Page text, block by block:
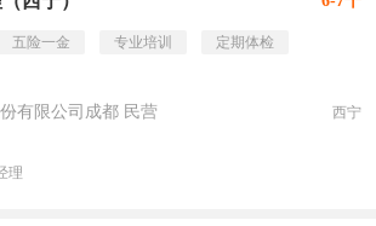
五险一金 专业培训
定期体检
有限公司成都 民营 西宁
理